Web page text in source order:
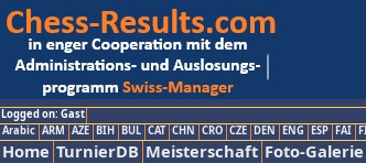
Logged on: Gast
Arabic ARM AZE BIH BUL CAT CHN CRO CZE DEN ENG ESP FAI
Home TurnierDB Meisterschaft Foto-Galerie